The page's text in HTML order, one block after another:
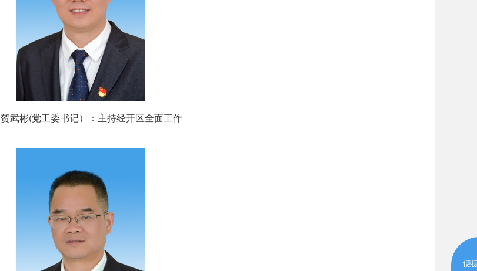
贺武彬(党工委书记）：主持经开区全面工作
便